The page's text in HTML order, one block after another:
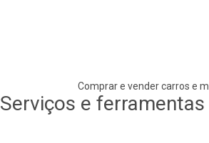
Comprar e vender carros e
Serviços e ferramentas